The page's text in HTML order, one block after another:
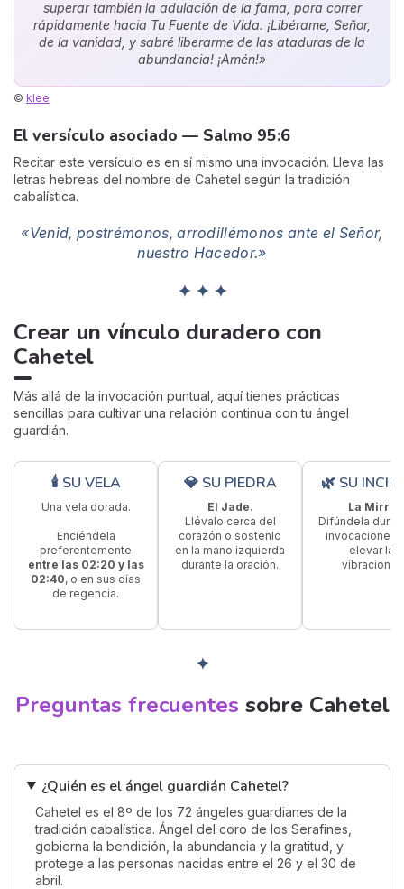
superar también la adulación de la fama, para correr
rápidamente hacia Tu Fuente de Vida. ¡Libérame, Señor,
de la vanidad, y sabré liberarme de las ataduras de la
abundancia! ¡Amén!»
© klee
El versículo asociado — Salmo 95:6
Recitar este versículo es en sí mismo una invocación. Lleva las
letras hebreas del nombre de Cahetel según la tradición
cabalística.
«Venid, postrémonos, arrodillémonos ante el Señor,
nuestro Hacedor.»
✦ ✦ ✦
Crear un vínculo duradero con
Cahetel
Más allá de la invocación puntual, aquí tienes prácticas
sencillas para cultivar una relación continua con tu ángel
guardián.
🕯 SU VELA
Una vela dorada.
Enciéndela
preferentemente
entre las 02:20 y las
02:40, o en sus días
de regencia.
💎 SU PIEDRA
El Jade.
Llévalo cerca del
corazón o sostenlo
en la mano izquierda
durante la oración.
🌿 SU
La Mirra.
Difúndela
invocaciones
elevar las
✦
Preguntas frecuentes sobre Cahetel
¿Quién es el ángel guardián Cahetel?
Cahetel es el 8º de los 72 ángeles guardianes de la
tradición cabalística. Ángel del coro de los Serafines,
gobierna la bendición, la abundancia y la gratitud, y
protege a las personas nacidas entre el 26 y el 30 de
abril.